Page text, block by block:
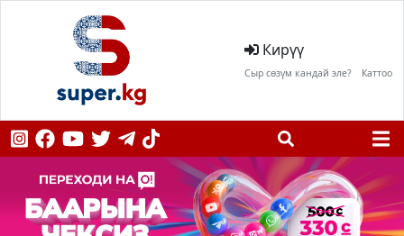
Кирүү
Сыр сөзүм кандай эле? Каттоо